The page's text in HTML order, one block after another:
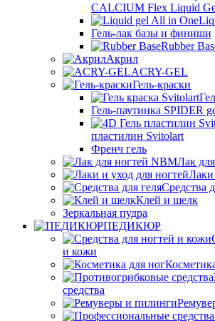
CALCIUM Flex Liquid
Гель-лак базы и финиши
Rubber
Акрил
ACRY-GEL
Гель-краски
Гель-паутинка SPIDER
пластилин Svitolart
Френч гель
Лак
Лаки
Средства
Клей и шелк
Зеркальная пудра
ПЕДИКЮР
и кожи
средства